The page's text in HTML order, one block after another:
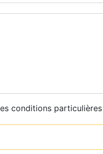
bandeau des
conditions